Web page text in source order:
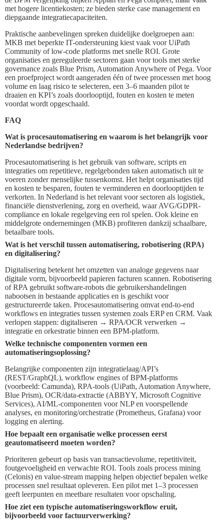
met hogere licentiekosten; ze bieden sterke case management en
diepgaande integratiecapaciteiten.
Praktische aanbevelingen spreken duidelijke doelgroepen aan:
MKB met beperkte IT-ondersteuning kiest vaak voor UiPath
Community of low-code platforms met snelle ROI. Grote
organisaties en gereguleerde sectoren gaan voor tools met sterke
governance zoals Blue Prism, Automation Anywhere of Pega. Voor
een proefproject wordt aangeraden één of twee processen met hoog
volume en laag risico te selecteren, een 3–6 maanden pilot te
draaien en KPI’s zoals doorlooptijd, fouten en kosten te meten
voordat wordt opgeschaald.
FAQ
Wat is procesautomatisering en waarom is het belangrijk voor
Nederlandse bedrijven?
Procesautomatisering is het gebruik van software, scripts en
integraties om repetitieve, regelgebonden taken automatisch uit te
voeren zonder menselijke tussenkomst. Het helpt organisaties tijd
en kosten te besparen, fouten te verminderen en doorlooptijden te
verkorten. In Nederland is het relevant voor sectoren als logistiek,
financiële dienstverlening, zorg en overheid, waar AVG/GDPR-
compliance en lokale regelgeving een rol spelen. Ook kleine en
middelgrote ondernemingen (MKB) profiteren dankzij schaalbare,
betaalbare tools.
Wat is het verschil tussen automatisering, robotisering (RPA)
en digitalisering?
Digitalisering betekent het omzetten van analoge gegevens naar
digitale vorm, bijvoorbeeld papieren facturen scannen. Robotisering
of RPA gebruikt software-robots die gebruikershandelingen
nabootsen in bestaande applicaties en is geschikt voor
gestructureerde taken. Procesautomatisering omvat end-to-end
workflows en integraties tussen systemen zoals ERP en CRM. Vaak
verlopen stappen: digitaliseren → RPA/OCR verwerken →
integratie en orkestratie binnen een BPM-platform.
Welke technische componenten vormen een
automatiseringsoplossing?
Belangrijke componenten zijn integratielaag/API’s
(REST/GraphQL), workflow engines of BPM-platforms
(voorbeeld: Camunda), RPA-tools (UiPath, Automation Anywhere,
Blue Prism), OCR/data-extractie (ABBYY, Microsoft Cognitive
Services), AI/ML-componenten voor NLP en voorspellende
analyses, en monitoring/orchestratie (Prometheus, Grafana) voor
logging en alerting.
Hoe bepaalt een organisatie welke processen eerst
geautomatiseerd moeten worden?
Prioriteren gebeurt op basis van transactievolume, repetitiviteit,
foutgevoeligheid en verwachte ROI. Tools zoals process mining
(Celonis) en value-stream mapping helpen objectief bepalen welke
processen snel resultaat opleveren. Een pilot met 1–3 processen
geeft leerpunten en meetbare resultaten voor opschaling.
Hoe ziet een typische automatiseringsworkflow eruit,
bijvoorbeeld voor factuurverwerking?